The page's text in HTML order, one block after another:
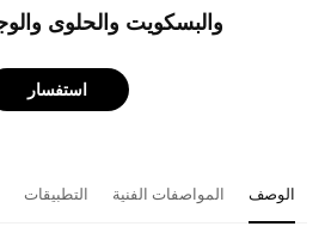
والبسكويت والحلوى
استفسار
الوصف المواصفات الفنية التطبيقات